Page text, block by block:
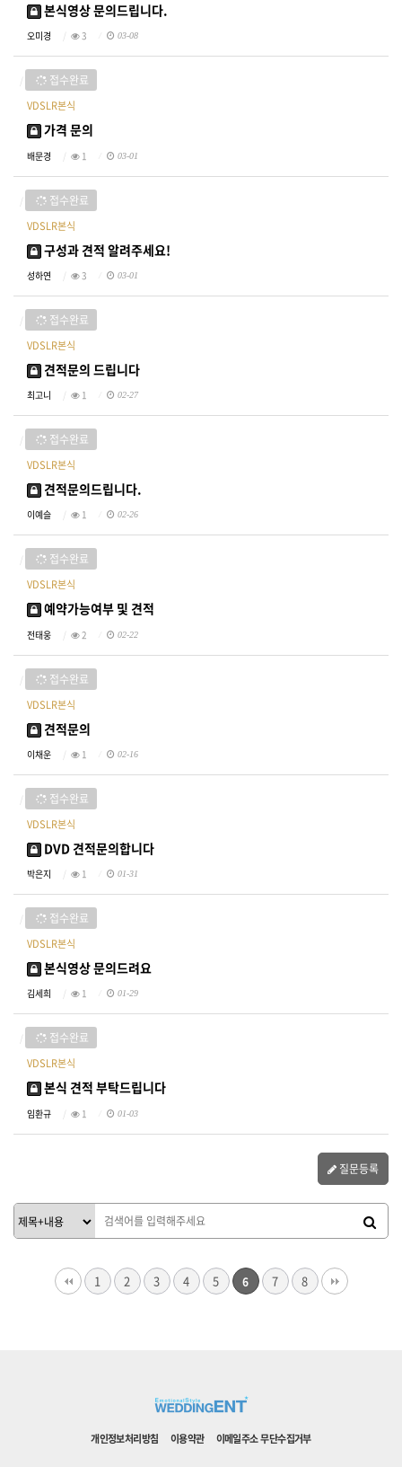
본식영상 문의드립니다.
오미경 3 03-08
접수완료
VDSLR본식
가격 문의
배문경 1 03-01
접수완료
VDSLR본식
구성과 견적 알려주세요!
성하연 3 03-01
접수완료
VDSLR본식
견적문의 드립니다
최고니 1 02-27
접수완료
VDSLR본식
견적문의드립니다.
이예슬 1 02-26
접수완료
VDSLR본식
예약가능여부 및 견적
전태웅 2 02-22
접수완료
VDSLR본식
견적문의
이채운 1 02-16
접수완료
VDSLR본식
DVD 견적문의합니다
박은지 1 01-31
접수완료
VDSLR본식
본식영상 문의드려요
김세희 1 01-29
접수완료
VDSLR본식
본식 견적 부탁드립니다
임환규 1 01-03
질문등록
1 2 3 4 5 6 7 8
개인정보처리방침 이용약관 이메일주소 무단수집거부